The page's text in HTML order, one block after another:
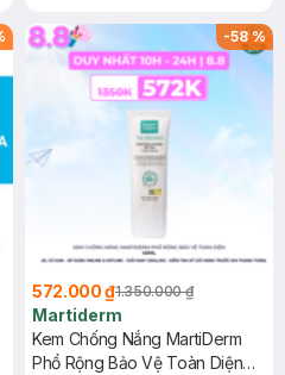
-58%
572.000 ₫1.350.000 ₫
Martiderm
Kem Chống Nắng MartiDerm
Phổ Rộng Bảo Vệ Toàn Diện